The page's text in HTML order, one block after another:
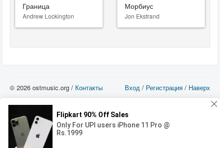
Граница
Andrew Lockington
Морбиус
Jon Ekstrand
Вход / Регистрация / Наверх
© 2026 ostmusic.org / Контакты
можете использовать такие материалы только в том в случае, если
использование производится с ознакомительными целями - для прочих целей
вы должны приобрести лицензионную запись.